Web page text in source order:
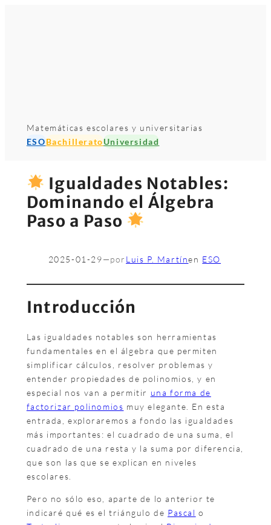
Matemáticas escolares y universitarias
ESOBachilleratoUniversidad
Igualdades Notables:
Dominando el Álgebra
Paso a Paso
2025-01-29—por Luis P. Martínen ESO
Introducción
Las igualdades notables son herramientas
fundamentales en el álgebra que permiten
simplificar cálculos, resolver problemas y
entender propiedades de polinomios, y en
especial nos van a permitir una forma de
factorizar polinomios muy elegante. En esta
entrada, exploraremos a fondo las igualdades
más importantes: el cuadrado de una suma, el
cuadrado de una resta y la suma por diferencia,
que son las que se explican en niveles
escolares.
Pero no sólo eso, aparte de lo anterior te
indicaré qué es el triángulo de Pascal o